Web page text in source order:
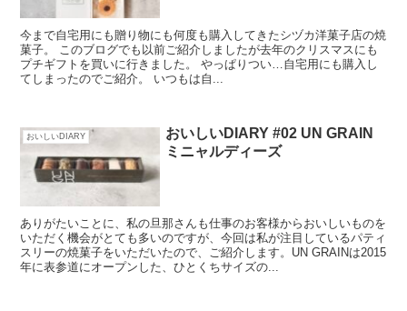
今まで自宅用にも贈り物にも何度も購入してきたシヅカ洋菓子店の焼
菓子。 このブログでも以前ご紹介しましたが去年のクリスマスにも
プチギフトを買いに行きました。 やっぱりつい…自宅用にも購入し
てしまったのでご紹介。 いつもは自...
おいしいDIARY
おいしいDIARY #02 UN GRAIN
ミニャルディーズ
ありがたいことに、私の旦那さんも仕事のお客様からおいしいものを
いただく機会がとても多いのですが、今回は私が注目しているパティ
スリーの焼菓子をいただいたので、ご紹介します。UN GRAINは2015
年に表参道にオープンした、ひとくちサイズの...